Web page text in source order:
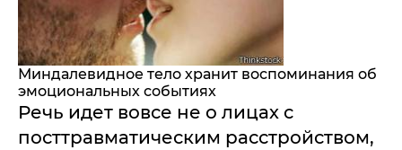
Миндалевидное тело хранит воспоминания об
эмоциональных событиях
Речь идет вовсе не о лицах с
посттравматическим расстройством,